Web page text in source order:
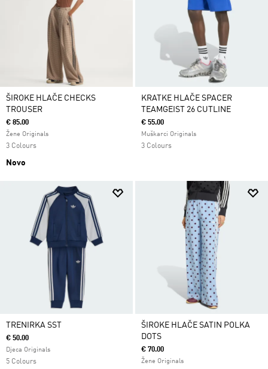
ŠIROKE HLAČE CHECKS
TROUSER
€ 85.00
Žene Originals
3 Colours
Novo
KRATKE HLAČE SPACER
TEAMGEIST 26 CUTLINE
€ 55.00
Muškarci Originals
3 Colours
TRENIRKA SST
€ 50.00
Djeca Originals
5 Colours
ŠIROKE HLAČE SATIN POLKA
DOTS
€ 70.00
Žene Originals